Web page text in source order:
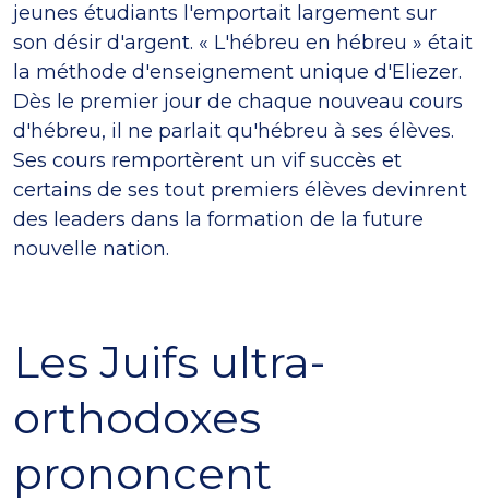
jeunes étudiants l'emportait largement sur
son désir d'argent. « L'hébreu en hébreu » était
la méthode d'enseignement unique d'Eliezer.
Dès le premier jour de chaque nouveau cours
d'hébreu, il ne parlait qu'hébreu à ses élèves.
Ses cours remportèrent un vif succès et
certains de ses tout premiers élèves devinrent
des leaders dans la formation de la future
nouvelle nation.
Les Juifs ultra-
orthodoxes
prononcent